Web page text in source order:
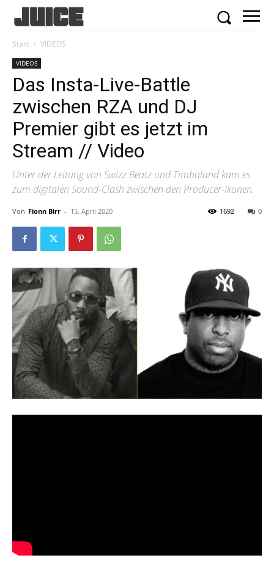
Start VIDEOS
VIDEOS
Das Insta-Live-Battle
zwischen RZA und DJ
Premier gibt es jetzt im
Stream // Video
Unter der Leitung von Swizz Beatz und Timbaland kam es
zum digitalen Sound-Clash zwischen den Producer-Ikonen.
Von Fionn Birr - 15. April 2020 0
1692